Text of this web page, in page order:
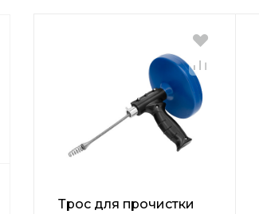
Трос для прочистки